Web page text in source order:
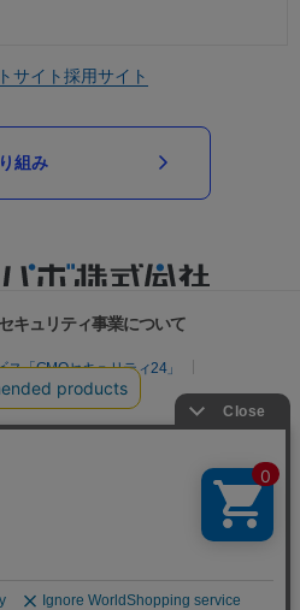
サイト採用サイト
組み
キュリティ事業について
「GMOセキュリティ24」
スク診断